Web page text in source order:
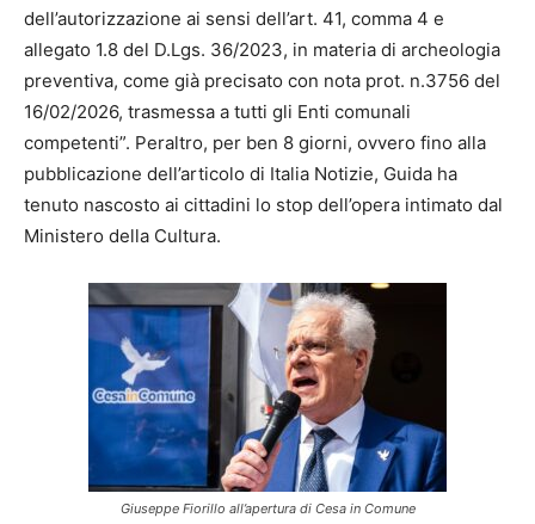
dell’autorizzazione ai sensi dell’art. 41, comma 4 e
allegato 1.8 del D.Lgs. 36/2023, in materia di archeologia
preventiva, come già precisato con nota prot. n.3756 del
16/02/2026, trasmessa a tutti gli Enti comunali
competenti”. Peraltro, per ben 8 giorni, ovvero fino alla
pubblicazione dell’articolo di Italia Notizie, Guida ha
tenuto nascosto ai cittadini lo stop dell’opera intimato dal
Ministero della Cultura.
Giuseppe Fiorillo all’apertura di Cesa in Comune